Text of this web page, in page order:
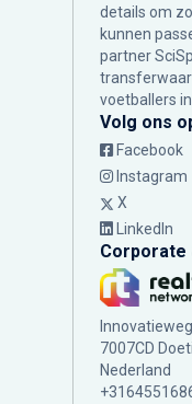
details om
kunnen
partner
voetballers
Volg ons
Facebook
Instagram
X
LinkedIn
Corporate
7007CD
Nederland